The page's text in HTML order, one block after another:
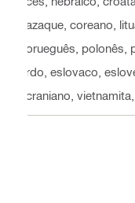
cazaque, coreano,
norueguês,
ardo, eslovaco,
ucraniano,